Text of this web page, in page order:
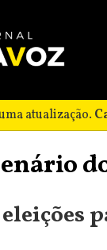
atualização.